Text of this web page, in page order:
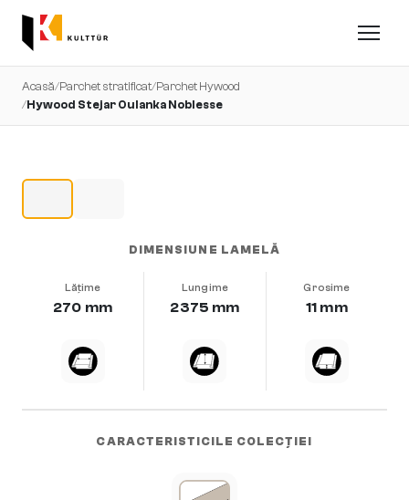
Acasă/Parchet stratificat/Parchet Hywood
/Hywood Stejar Oulanka Noblesse
DIMENSIUNE LAMELĂ
Lățime
270 mm
Lungime
2375 mm
Grosime
11 mm
CARACTERISTICILE COLECȚIEI